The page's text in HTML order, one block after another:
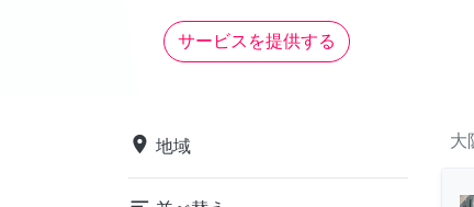
サービスを提供する
place 地域 大